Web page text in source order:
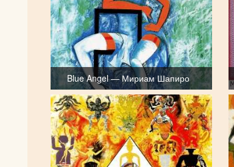
Blue Angel — Мириам Шапиро